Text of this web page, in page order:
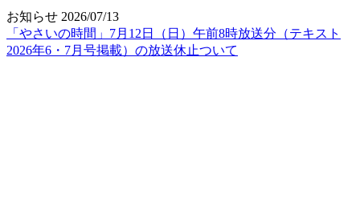
お知らせ 2026/07/13
「やさいの時間」7月12日（日）午前8時放送分（テキスト
2026年6・7月号掲載）の放送休止ついて